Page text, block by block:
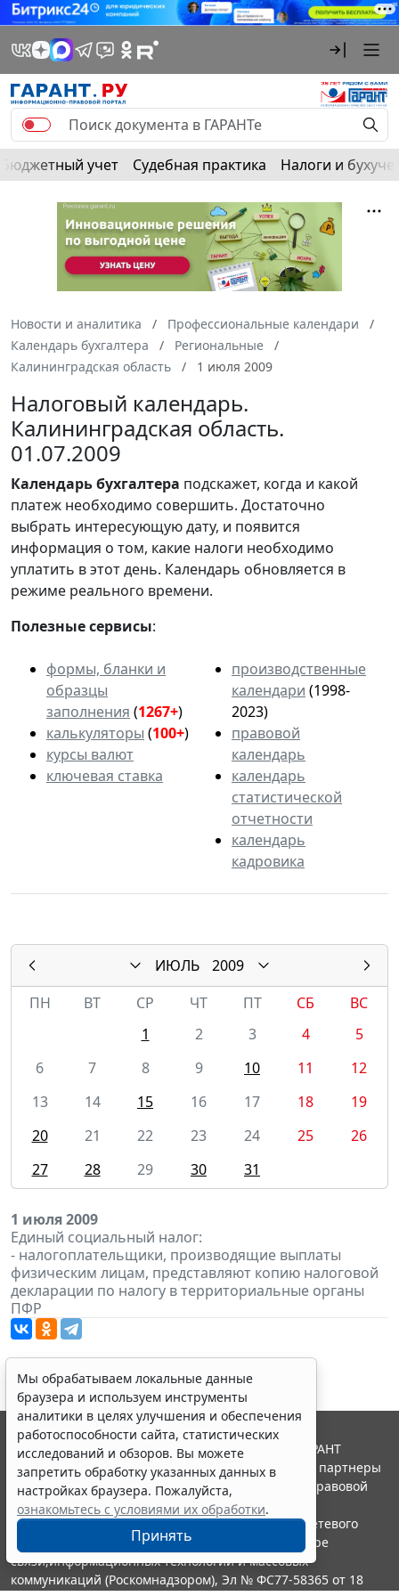
Бюджетный учет Судебная практика Налоги и
Новости и аналитика
Профессиональные календари
Календарь бухгалтера
Региональные
Калининградская область
1 июля 2009
Налоговый календарь.
Калининградская область.
01.07.2009
Календарьбухгалтера подскажет, когда и какой
платеж необходимо совершить. Достаточно
выбрать интересующую дату, и появится
информация о том, какие налоги необходимо
уплатить в этот день. Календарь обновляется в
режиме реального времени.
Полезные сервисы:
формы, бланки и
образцы
заполнения (1267+)
калькуляторы (100+)
курсы валют
ключевая ставка
производственные
календари (1998-
2023)
правовой
календарь
календарь
статистической
отчетности
календарь
кадровика
ИЮЛЬ
2009
ПН
ВТ СР ЧТ ПТ СБ
ВС
1
2 3 4
5
6
7 8 9 10 11
12
13
14 15 16 17 18
19
20
21 22 23 24 25
26
27
28 29 30 31
1 июля 2009
Единый социальный налог:
- налогоплательщики, производящие выплаты
физическим лицам, представляют копию налоговой
декларации по налогу в территориальные органы
ПФР
Мы обрабатываем локальные данные
браузера и используем инструменты
аналитики в целях улучшения и обеспечения
работоспособности сайта, статистических
исследований и обзоров. Вы можете
запретить обработку указанных данных в
настройках браузера. Пожалуйста,
ознакомьтесь с условиями их обработки.
Принять
© ООО "НПП "ГАРАНТ-СЕРВИС", 2026. Система ГАРАНТ
выпускается с 1990 года. Компания "Гарант" и ее партнеры
являются участниками Российской ассоциации правовой
информации ГАРАНТ.
Портал ГАРАНТ.РУ зарегистрирован в качестве сетевого
издания Федеральной службой по надзору в сфере
связи,информационных технологий и массовых
коммуникаций (Роскомнадзором), Эл № ФС77-58365 от 18